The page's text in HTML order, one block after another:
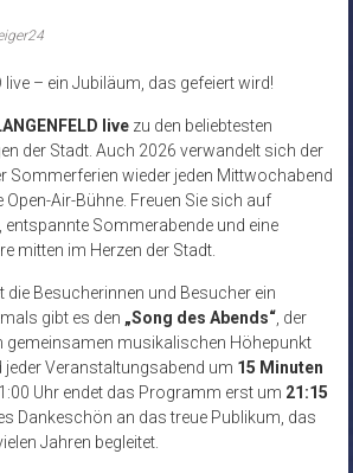
live – ein Jubiläum, das gefeiert wird!
livezu den beliebtesten
der Stadt. Auch 2026 verwandelt sich der
Sommerferien wieder jeden Mittwochabend
Air-Bühne. Freuen Sie sich auf
entspannte Sommerabende und eine
mitten im Herzen der Stadt.
Besucherinnen und Besucher ein
gibt es den „Song des Abends“, der
gemeinsamen musikalischen Höhepunkt
Veranstaltungsabend um 15 Minuten
Uhr endet das Programm erst um 21:15
Dankeschön an das treue Publikum, das
Jahren begleitet.